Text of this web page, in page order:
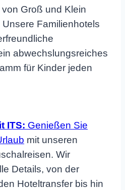
Groß und Klein
Familienhotels
abwechslungsreiches
für Kinder jeden
ITS: Genießen Sie
mit unseren
Wir
Details, von der
Hoteltransfer bis hin